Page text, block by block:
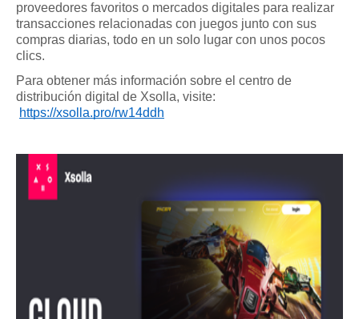
proveedores favoritos o mercados digitales para realizar
transacciones relacionadas con juegos junto con sus
compras diarias, todo en un solo lugar con unos pocos
clics.
Para obtener más información sobre el centro de
distribución digital de Xsolla, visite:
https://xsolla.pro/rw14ddh